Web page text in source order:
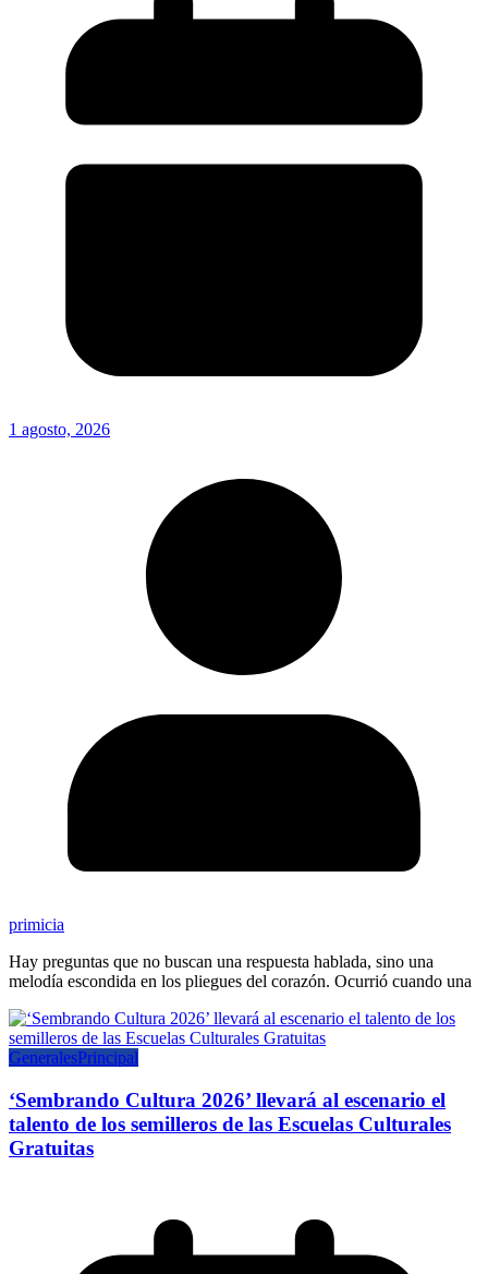
1 agosto, 2026
primicia
Hay preguntas que no buscan una respuesta hablada, sino una
melodía escondida en los pliegues del corazón. Ocurrió cuando una
GeneralesPrincipal
‘Sembrando Cultura 2026’ llevará al escenario el
talento de los semilleros de las Escuelas Culturales
Gratuitas